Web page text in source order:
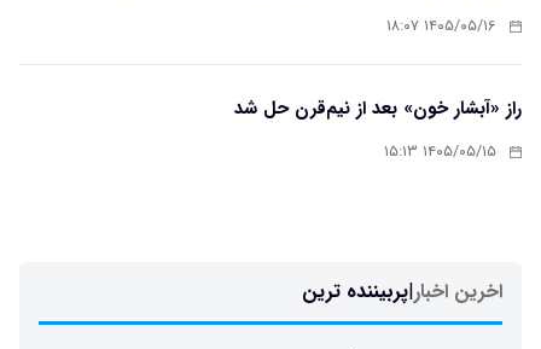
۱۴۰۵/۰۵/۱۶ ۱۸:۰۷
راز «آبشار خون» بعد از نیم‌قرن حل شد
۱۴۰۵/۰۵/۱۵ ۱۵:۱۳
اخرین اخبار|پربیننده ترین